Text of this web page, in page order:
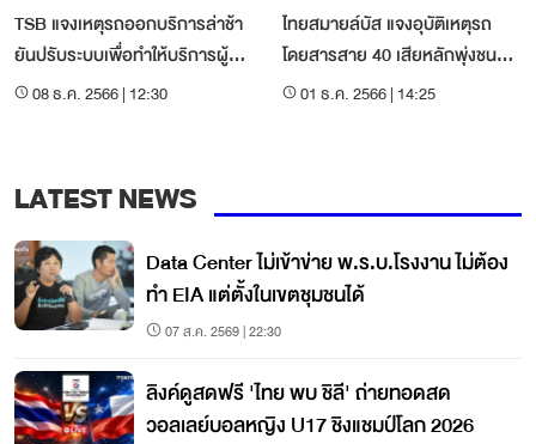
TSB แจงเหตุรถออกบริการล่าช้า
ยันปรับระบบเพื่อทำให้บริการผู้
โดยสารดีขึ้น
08 ธ.ค. 2566 | 12:30
ไทยสมายล์บัส แจงอุบัติเหตุรถ
โดยสารสาย 40 เสียหลักพุ่งชนรถ
คันอื่น เจ็บ 4 ราย
01 ธ.ค. 2566 | 14:25
LATEST NEWS
Data Center ไม่เข้าข่าย พ.ร.บ.โรงงาน ไม่ต้อง
ทำ EIA แต่ตั้งในเขตชุมชนได้
07 ส.ค. 2569 | 22:30
ลิงค์ดูสดฟรี 'ไทย พบ ชิลี' ถ่ายทอดสด
วอลเลย์บอลหญิง U17 ชิงแชมป์โลก 2026